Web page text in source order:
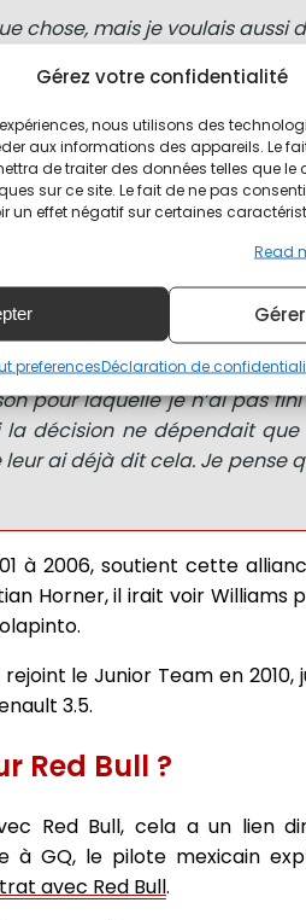
Gérez votre confidentialité
nous utilisons des
aux informations des appareils. Le
de traiter des données telles que le
sur ce site. Le fait de ne pas
un effet négatif sur certaines
Read
preferencesDéclaration de
chose, mais je voulais aussi
la meilleure option. Mais ce
avait plusieurs bonnes
raison", expliquait-il
Bull ?
Vegas après avoir couru au
entre Red Bull et Carlos
pour laquelle je n’ai pas
la décision ne dépendait
ai déjà dit cela. Je pense
à 2006, soutient cette
Horner, il irait voir
le Junior Team en 2010,
3.5.
Red Bull ?
Red Bull, cela a un lien
à GQ, le pilote mexicain
avec Red Bull.